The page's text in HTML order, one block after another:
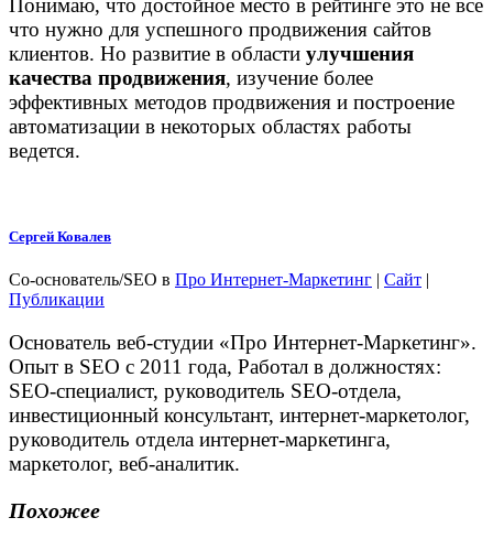
Понимаю, что достойное место в рейтинге это не все
что нужно для успешного продвижения сайтов
клиентов. Но развитие в области улучшения
качества продвижения, изучение более
эффективных методов продвижения и построение
автоматизации в некоторых областях работы
ведется.
Сергей Ковалев
Со-основатель/SEO в Про Интернет-Маркетинг | Сайт |
Публикации
Основатель веб-студии «Про Интернет-Маркетинг».
Опыт в SEO с 2011 года, Работал в должностях:
SEO-специалист, руководитель SEO-отдела,
инвестиционный консультант, интернет-маркетолог,
руководитель отдела интернет-маркетинга,
маркетолог, веб-аналитик.
Похожее